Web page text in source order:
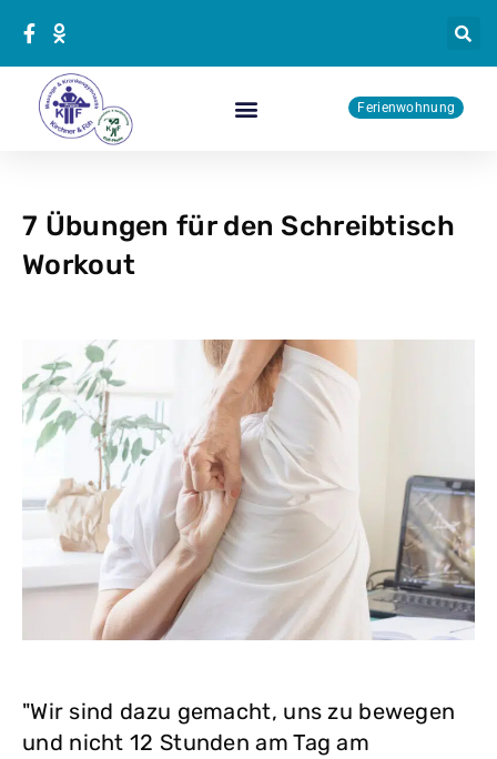
Inhalt
Ferienwohnung
7 Übungen für den Schreibtisch
Workout
"Wir sind dazu gemacht, uns zu bewegen
und nicht 12 Stunden am Tag am